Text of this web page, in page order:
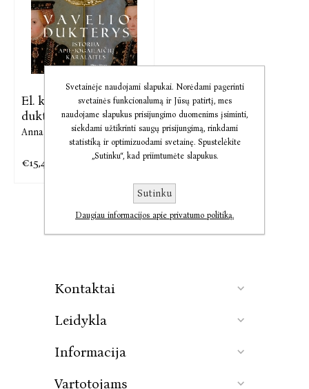
El. knyga Vavelio
dukterys
Anna Brzezińska
€15,40
Kontaktai
Leidykla
Informacija
Vartotojams
Svetainėje naudojami slapukai. Norėdami pagerinti
svetainės funkcionalumą ir Jūsų patirtį, mes
naudojame slapukus prisijungimo duomenims įsiminti,
siekdami užtikrinti saugų prisijungimą, rinkdami
statistiką ir optimizuodami svetainę. Spustelėkite
„Sutinku“, kad priimtumėte slapukus.
Sutinku
Daugiau informacijos apie privatumo politiką.